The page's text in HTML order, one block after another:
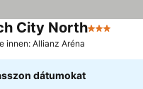
City North3 Kategória
innen: Allianz Aréna
dátumokat